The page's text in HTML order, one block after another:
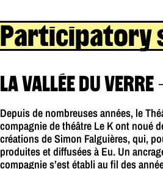
Participatory
LA VALLÉE DU
Depuis de nombreuses années, le
compagnie de théâtre Le K ont noué
créations de Simon Falguières, qui,
produites et diffusées à Eu. Un
compagnie s’est établi au fil des